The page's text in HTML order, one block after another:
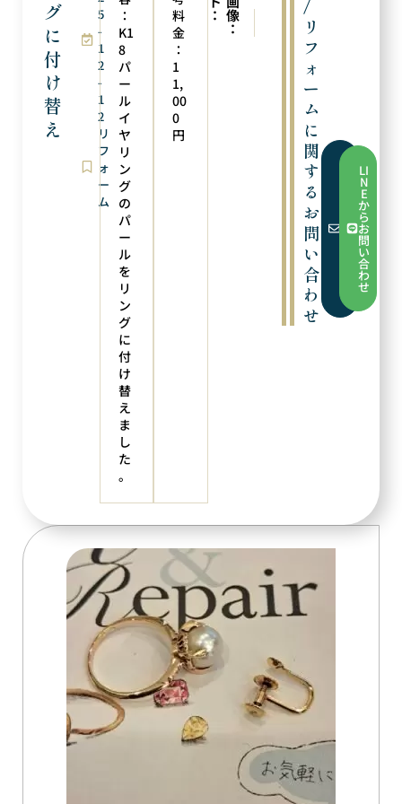
グ
に
付
け
替
え
5
-
1
2
-
1
2
リ
フ
ォ
ー
ム
：
K1
8
パ
ー
ル
イ
ヤ
リ
ン
グ
の
パ
ー
ル
を
リ
ン
グ
に
付
け
替
え
ま
し
た
。
料
金
：
1
1,
00
0
円
： 像
： 新品仕上げ
クリップ式に加工
/
リ
フ
ォ
ー
ム
に
関
す
る
お
問
い
合
わ
せ
フ
ら
お
せ
LI
N
E
か
ら
お
問
い
合
わ
せ